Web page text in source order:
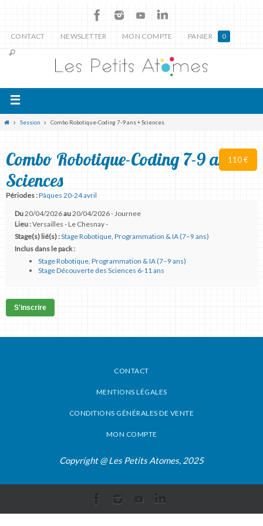
CONTACT NEWSLETTER MON COMPTE PANIER 0
Session Combo Robotique-Coding 7-9 ans + Sciences
110 €
Combo Robotique-Coding 7-9 ans +
Sciences
Périodes :Pâques 20-24 avril
Du20/04/2026au20/04/2026 - Journee
Lieu :Versailles - Le Chesnay -
Stage(s) lié(s) :Stage Robotique, Programmation & IA (7–9 ans)
Inclus dans le pack :
Stage Robotique, Programmation & IA (7–9 ans)
Stage Découverte des Sciences 6-11 ans
S'inscrire
CONTACT
MENTIONS LÉGALES
CONDITIONS GÉNÉRALES DE VENTE
MON COMPTE
Copyright @ Les Petits Atomes, 2025